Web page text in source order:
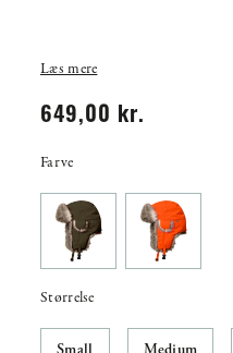
Læs mere
649,00 kr.
Farve
Størrelse